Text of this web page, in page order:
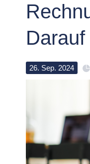
26. Sep. 2024